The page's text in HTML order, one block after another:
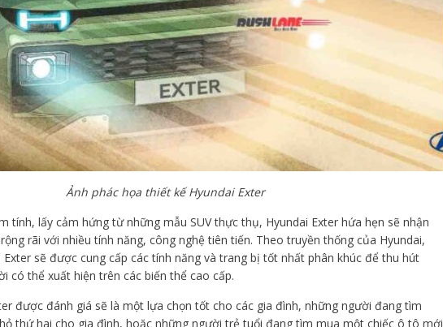
Ảnh phác họa thiết kế Hyundai Exter
tính, lấy cảm hứng từ những mẫu SUV thực thụ, Hyundai Exter hứa hẹn sẽ nhận
rãi với nhiều tính năng, công nghệ tiên tiến. Theo truyền thống của Hyundai,
Exter sẽ được cung cấp các tính năng và trang bị tốt nhất phân khúc để thu hút
có thể xuất hiện trên các biến thể cao cấp.
được đánh giá sẽ là một lựa chọn tốt cho các gia đình, những người đang tìm
thứ hai cho gia đình, hoặc những người trẻ tuổi đang tìm mua một chiếc ô tô mới